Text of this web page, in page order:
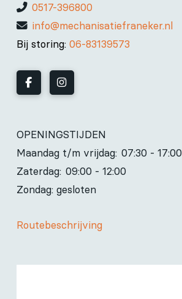
0517-396800
info@mechanisatiefraneker.nl
Bij storing: 06-83139573
OPENINGSTIJDEN
Maandag t/m vrijdag: 07:30 - 17:00
Zaterdag: 09:00 - 12:00
Zondag: gesloten
Routebeschrijving